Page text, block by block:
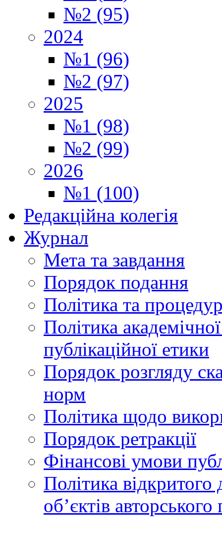
№2 (95)
2024
№1 (96)
№2 (97)
2025
№1 (98)
№2 (99)
2026
№1 (100)
Редакційна колегія
Журнал
Мета та завдання
Порядок подання
Політика та
Політика
публікаційної етики
Порядок розгляду
норм
Політика щодо
Порядок ретракції
Фінансові умови
Політика
обʼєктів авторського